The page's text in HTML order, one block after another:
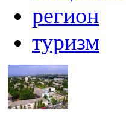
регион
туризм